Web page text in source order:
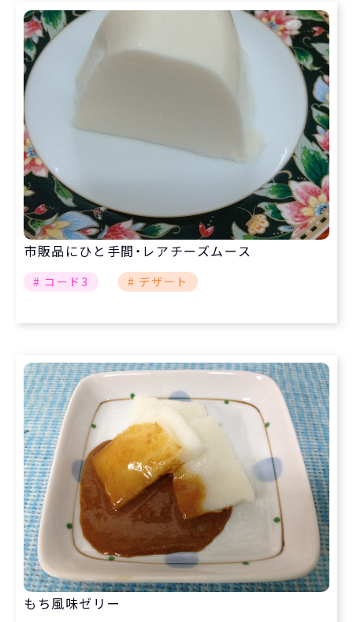
市販品にひと手間・レアチーズムース
# コード3 # デザート
もち風味ゼリー